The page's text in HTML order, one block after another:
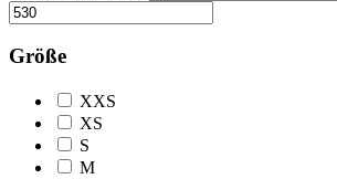
Größe
XXS
XS
S
M